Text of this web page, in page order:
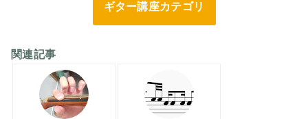
ギター講座カテゴリ
関連記事